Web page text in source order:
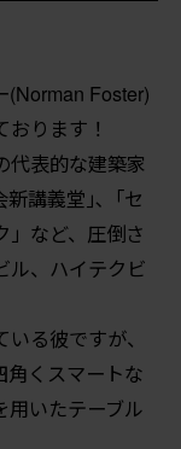
(Norman Foster)
ります！
代表的な建築家
講義堂｣､「セ
」など、圧倒さ
ル、ハイテクビ
る彼ですが、
角くスマートな
用いたテーブル